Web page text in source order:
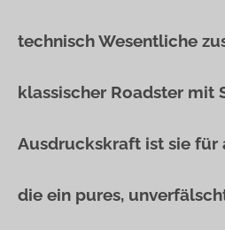
technisch Wesentliche
klassischer Roadster mit
Ausdruckskraft ist sie für
die ein pures,